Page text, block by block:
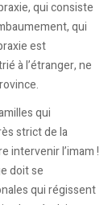
qui consiste
qui
est
à l’étranger, ne
qui
strict de la
intervenir l’imam !
doit se
qui régissent